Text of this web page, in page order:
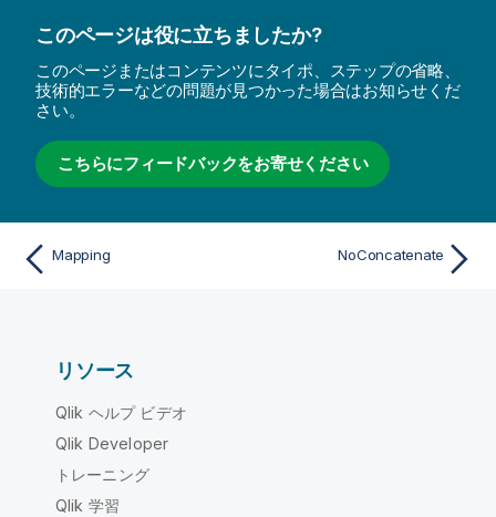
このページは役に立ちましたか?
このページまたはコンテンツにタイポ、ステップの省略、
技術的エラーなどの問題が見つかった場合はお知らせくだ
さい。
こちらにフィードバックをお寄せください
Mapping NoConcatenate
リソース
Qlik ヘルプ ビデオ
Qlik Developer
トレーニング
Qlik 学習